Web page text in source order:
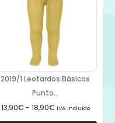
2019/1 Leotardos Básicos
Punto...
13,90€ - 18,90€ IVA Incluido